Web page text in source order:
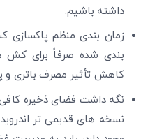
داشته باشیم.
زمان ‌بندی منظم پاکسازی
بندی شده صرفاً برای کش‌
کاهش تأثیر مصرف باتری و
نگه‌ داشت فضای ذخیره
نسخه‌ های قدیمی ‌تر